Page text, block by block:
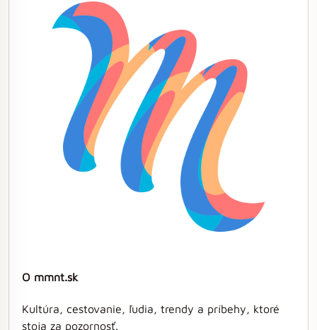
O mmnt.sk
Kultúra, cestovanie, ľudia, trendy a príbehy, ktoré
stoja za pozornosť.